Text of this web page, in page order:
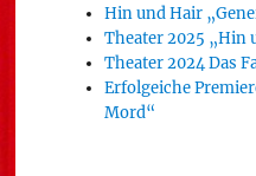
Hin und Hair
Theater 2025 „Hin
Theater 2024 Das
Erfolgeiche
Mord“